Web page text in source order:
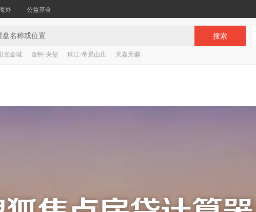
外 公益基金
搜索
光金城 金钟·央玺 珠江·帝景山庄 天嘉天樾